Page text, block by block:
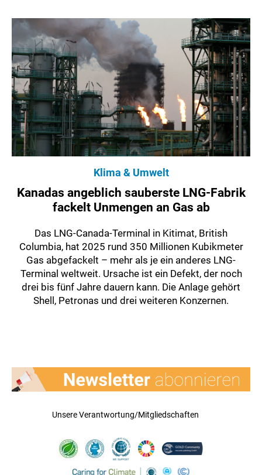
Klima & Umwelt
Kanadas angeblich sauberste LNG-Fabrik
fackelt Unmengen an Gas ab
Das LNG-Canada-Terminal in Kitimat, British
Columbia, hat 2025 rund 350 Millionen Kubikmeter
Gas abgefackelt – mehr als je ein anderes LNG-
Terminal weltweit. Ursache ist ein Defekt, der noch
drei bis fünf Jahre dauern kann. Die Anlage gehört
Shell, Petronas und drei weiteren Konzernen.
Unsere Verantwortung/Mitgliedschaften